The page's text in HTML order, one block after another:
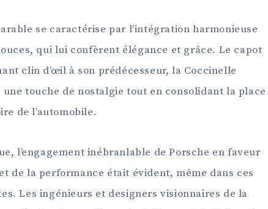
se caractérise par l’intégration harmonieuse
qui lui confèrent élégance et grâce. Le capot
clin d’œil à son prédécesseur, la Coccinelle
touche de nostalgie tout en consolidant la place
de l’automobile.
l’engagement inébranlable de Porsche en faveur
de la performance était évident, même dans ces
Les ingénieurs et designers visionnaires de la